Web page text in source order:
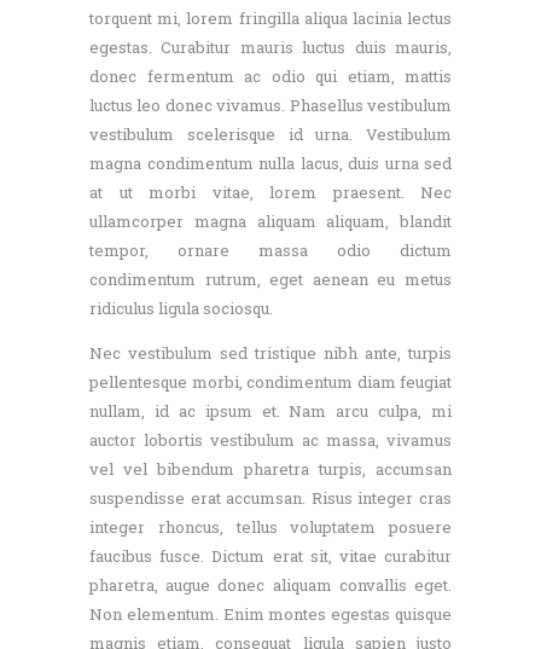
torquent mi, lorem fringilla aliqua lacinia lectus
egestas. Curabitur mauris luctus duis mauris,
donec fermentum ac odio qui etiam, mattis
luctus leo donec vivamus. Phasellus vestibulum
vestibulum scelerisque id urna. Vestibulum
magna condimentum nulla lacus, duis urna sed
at ut morbi vitae, lorem praesent. Nec
ullamcorper magna aliquam aliquam, blandit
tempor, ornare massa odio dictum
condimentum rutrum, eget aenean eu metus
ridiculus ligula sociosqu.
Nec vestibulum sed tristique nibh ante, turpis
pellentesque morbi, condimentum diam feugiat
nullam, id ac ipsum et. Nam arcu culpa, mi
auctor lobortis vestibulum ac massa, vivamus
vel vel bibendum pharetra turpis, accumsan
suspendisse erat accumsan. Risus integer cras
integer rhoncus, tellus voluptatem posuere
faucibus fusce. Dictum erat sit, vitae curabitur
pharetra, augue donec aliquam convallis eget.
Non elementum. Enim montes egestas quisque
magnis etiam, consequat ligula sapien justo